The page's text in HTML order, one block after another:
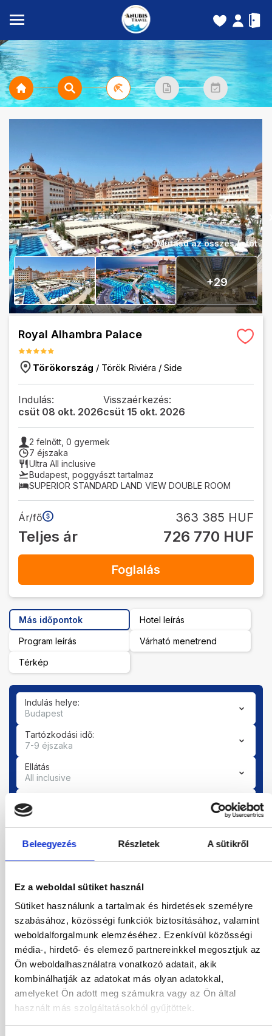
Beleegyezés Részletek A sütikről
Ez a weboldal sütiket használ
Sütiket használunk a tartalmak és hirdetések személyre
szabásához, közösségi funkciók biztosításához, valamint
weboldalforgalmunk elemzéséhez. Ezenkívül közösségi
média-, hirdető- és elemező partnereinkkel megosztjuk az
Ön weboldalhasználatra vonatkozó adatait, akik
kombinálhatják az adatokat más olyan adatokkal,
amelyeket Ön adott meg számukra vagy az Ön által
használt más szolgáltatásokból gyűjtöttek.
Mutasd az összes fotót
+29
Royal Alhambra Palace
Törökország / Török Riviéra / Side
Indulás:
csüt 08 okt. 2026
Visszaérkezés:
csüt 15 okt. 2026
2 felnőtt, 0 gyermek
7 éjszaka
Ultra All inclusive
Budapest poggyászt tartalmaz
SUPERIOR STANDARD LAND VIEW DOUBLE ROOM
Ár/fő 363 385 HUF
Teljes ár 726 770 HUF
Foglalás
Más időpontok Hotel leírás
Program leírás Várható menetrend
Térkép
Indulás helye:
Budapest
Tartózkodási idő:
7-9 éjszaka
Ellátás
All inclusive
Válasszon szobá
Utasok
2 / 0
Aug Sze Okt Nov
Dec
2027
Jan Feb Már Ápr
Máj Jún Júl